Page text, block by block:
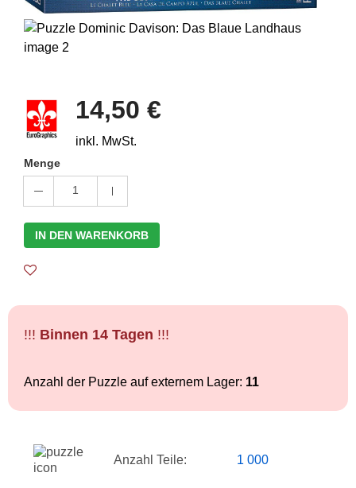
14,50 €
inkl. MwSt.
Menge
1
IN DEN WARENKORB
!!! Binnen 14 Tagen !!!
Anzahl der Puzzle auf externem Lager: 11
Anzahl Teile: 1 000